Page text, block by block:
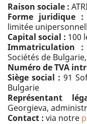
Raison sociale :
Forme juridique :
limitée
Capital social : 100
Immatriculation :
Sociétés de
Numéro de TVA
Siège social : 91
Bulgarie
Représentant
Georgieva,
Contact : via notre